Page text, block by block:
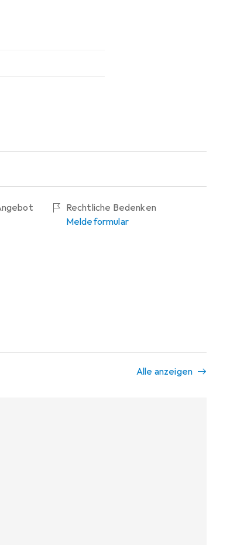
Rechtliche Bedenken
Meldeformular
Alle anzeigen